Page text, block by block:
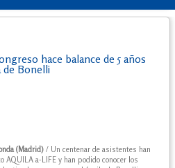
hace balance de 5 años
de Bonelli
(Madrid) / Un centenar de asistentes han
AQUILA a-LIFE y han podido conocer los